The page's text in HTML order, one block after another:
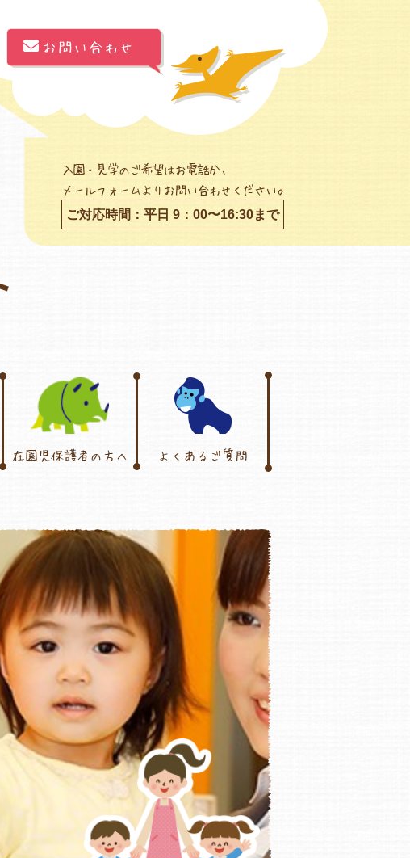
お問い合わせ
入園・見学のご希望はお電話か、
メールフォームよりお問い合わせください。
ご対応時間：平日 9：00〜16:30まで
在園児保護者の方へ よくあるご質問